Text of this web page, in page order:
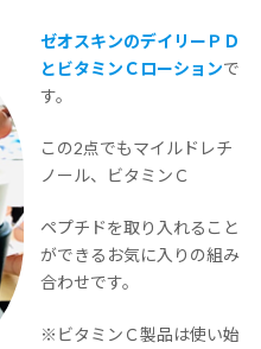
ゼオスキンのデイリーＰＤ
とビタミンＣローションで
す。
この2点でもマイルドレチ
ノール、ビタミンＣ
ペプチドを取り入れること
ができるお気に入りの組み
合わせです。
※ビタミンＣ製品は使い始